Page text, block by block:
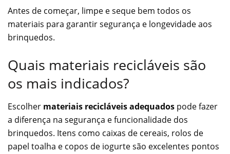
Antes de começar, limpe e seque bem todos os
materiais para garantir segurança e longevidade aos
brinquedos.
Quais materiais recicláveis são
os mais indicados?
Escolher materiais recicláveis adequados pode fazer
a diferença na segurança e funcionalidade dos
brinquedos. Itens como caixas de cereais, rolos de
papel toalha e copos de iogurte são excelentes pontos